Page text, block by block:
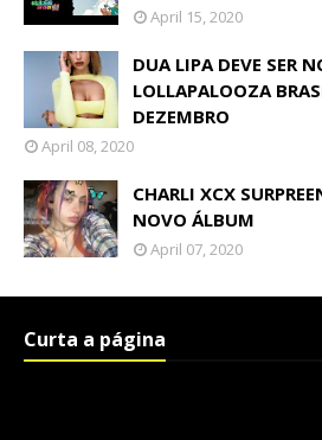
April 15, 2020
DUA LIPA DEVE SER
LOLLAPALOOZA
DEZEMBRO
April 08, 2020
CHARLI XCX
NOVO ÁLBUM
April 07, 2020
Curta a página